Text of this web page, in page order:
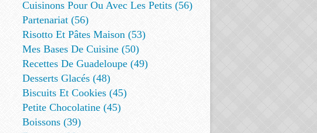
Cuisinons Pour Ou Avec Les Petits (56)
Partenariat (56)
Risotto Et Pâtes Maison (53)
Mes Bases De Cuisine (50)
Recettes De Guadeloupe (49)
Desserts Glacés (48)
Biscuits Et Cookies (45)
Petite Chocolatine (45)
Boissons (39)